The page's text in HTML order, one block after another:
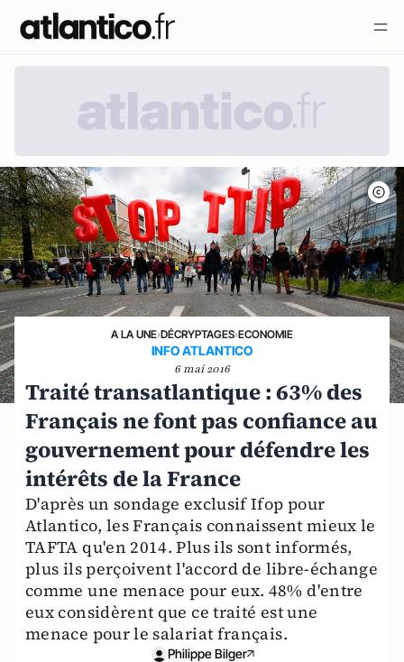
A LA UNE›DÉCRYPTAGES›ECONOMIE
INFO ATLANTICO
6 mai 2016
Traité transatlantique : 63% des
Français ne font pas confiance au
gouvernement pour défendre les
intérêts de la France
D'après un sondage exclusif Ifop pour
Atlantico, les Français connaissent mieux le
TAFTA qu'en 2014. Plus ils sont informés,
plus ils perçoivent l'accord de libre-échange
comme une menace pour eux. 48% d'entre
eux considèrent que ce traité est une
menace pour le salariat français.
Philippe Bilger